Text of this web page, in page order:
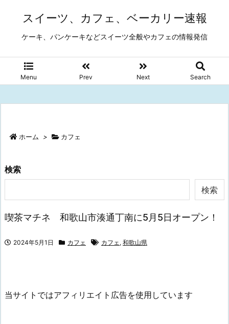
スイーツ、カフェ、ベーカリー速報
ケーキ、パンケーキなどスイーツ全般やカフェの情報発信
Menu Prev Next Search
ホーム > カフェ
検索
検索
喫茶マチネ 和歌山市湊通丁南に5月5日オープン！
2024年5月1日 カフェ カフェ, 和歌山県
当サイトではアフィリエイト広告を使用しています